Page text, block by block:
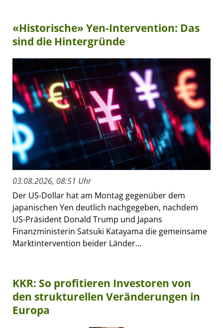
«Historische» Yen-Intervention: Das
sind die Hintergründe
03.08.2026, 08:51 Uhr
Der US-Dollar hat am Montag gegenüber dem
japanischen Yen deutlich nachgegeben, nachdem
US-Präsident Donald Trump und Japans
Finanzministerin Satsuki Katayama die gemeinsame
Marktintervention beider Länder...
KKR: So profitieren Investoren von
den strukturellen Veränderungen in
Europa